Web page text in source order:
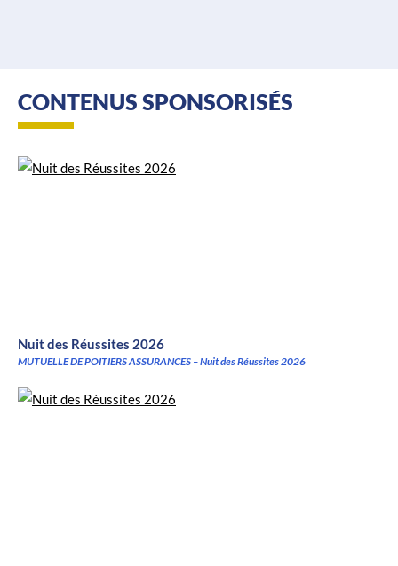
CONTENUS SPONSORISÉS
Nuit des Réussites 2026
MUTUELLE DE POITIERS ASSURANCES – Nuit des Réussites 2026